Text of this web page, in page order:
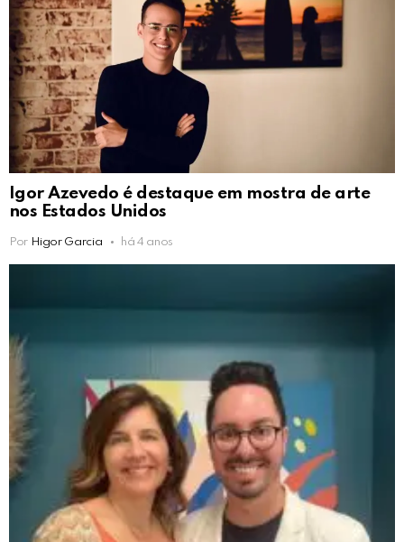
Igor Azevedo é destaque em mostra de arte
nos Estados Unidos
Por Higor Garcia há 4 anos